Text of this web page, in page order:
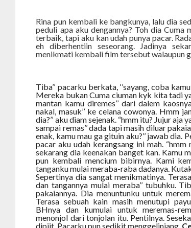
Rina pun kembali ke bangkunya, lalu dia
peduli apa aku dengannya? Toh dia Cuma
terbaik, tapi aku kan udah punya pacar.
eh diberhentiin seseorang. Jadinya
menikmati kembali film tersebut walaupun
Tiba’’ pacarku berkata, ‘’sayang, coba
Mereka bukan Cuma ciuman kyk kita tadi
mantan kamu diremes’’ dari dalem
nakal, masuk’’ ke celana cowonya. Hmm
dia?’’ aku diam sejenak. “hmm itu? Jujur aja
sampai remas’’ dada tapi masih diluar
enak, kamu mau ga gituin aku?’’ jawab
pacar aku udah kerangsang ini mah.
sekarang dia keenakan banget kan. Kamu
pun kembali mencium bibirnya. Kami
tanganku mulai meraba-raba dadanya.
Sepertinya dia sangat menikmatinya.
dan tangannya mulai meraba’’ tubuhku.
pakaiannya. Dia menuntunku untuk
Terasa sebuah kain masih menutupi
BHnya dan kumulai untuk meremas-
menonjol dari tonjolan itu. Pentilnya.
dipijt. Pacarku pun sedikit menggelinjang.